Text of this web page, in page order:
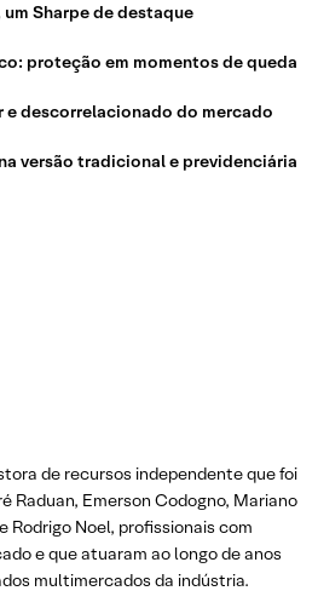
Sharpe de destaque
proteção em momentos de queda
e descorrelacionado do mercado
versão tradicional e previdenciária
de recursos independente que foi
Raduan, Emerson Codogno, Mariano
Rodrigo Noel, profissionais com
e que atuaram ao longo de anos
multimercados da indústria.